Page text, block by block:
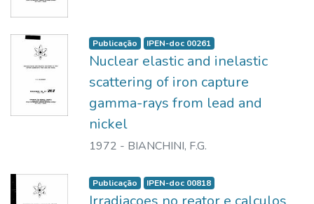
Publicação IPEN-doc 00261
Nuclear elastic and inelastic
scattering of iron capture
gamma-rays from lead and
nickel
1972 - BIANCHINI, F.G.
Publicação IPEN-doc 00818